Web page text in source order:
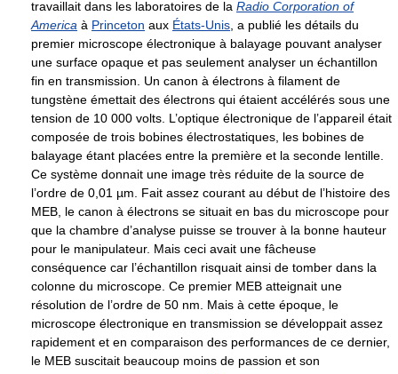
travaillait dans les laboratoires de la Radio Corporation of
America à Princeton aux États-Unis , a publié les détails du
premier microscope électronique à balayage pouvant analyser
une surface opaque et pas seulement analyser un échantillon
fin en transmission. Un canon à électrons à filament de
tungstène émettait des électrons qui étaient accélérés sous une
tension de 10 000 volts. L’optique électronique de l’appareil était
composée de trois bobines électrostatiques, les bobines de
balayage étant placées entre la première et la seconde lentille.
Ce système donnait une image très réduite de la source de
l’ordre de 0,01 µm . Fait assez courant au début de l’histoire des
MEB, le canon à électrons se situait en bas du microscope pour
que la chambre d’analyse puisse se trouver à la bonne hauteur
pour le manipulateur. Mais ceci avait une fâcheuse
conséquence car l’échantillon risquait ainsi de tomber dans la
colonne du microscope. Ce premier MEB atteignait une
résolution de l’ordre de 50 nm . Mais à cette époque, le
microscope électronique en transmission se développait assez
rapidement et en comparaison des performances de ce dernier,
le MEB suscitait beaucoup moins de passion et son